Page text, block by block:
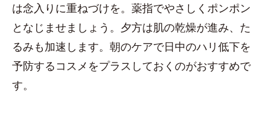
は念入りに重ねづけを。薬指でやさしくポンポン
となじませましょう。夕方は肌の乾燥が進み、た
るみも加速します。朝のケアで日中のハリ低下を
予防するコスメをプラスしておくのがおすすめで
す。